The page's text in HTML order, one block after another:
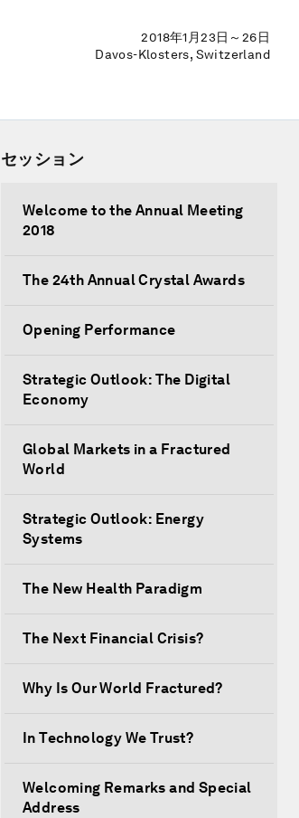
2018年1月23日～26日
Davos-Klosters, Switzerland
セッション
Welcome to the Annual Meeting
2018
The 24th Annual Crystal Awards
Opening Performance
Strategic Outlook: The Digital
Economy
Global Markets in a Fractured
World
Strategic Outlook: Energy
Systems
The New Health Paradigm
The Next Financial Crisis?
Why Is Our World Fractured?
In Technology We Trust?
Welcoming Remarks and Special
Address